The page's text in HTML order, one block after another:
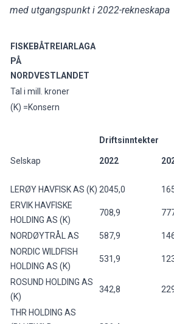
med utgangspunkt i 2022-rekneskapa
FISKEBÅTREIARLAGA
PÅ
NORDVESTLANDET
Tal i mill. kroner
(K) =Konsern
Driftsinntekter
Selskap 2022
LERØY HAVFISK AS (K) 2045,0
ERVIK HAVFISKE
HOLDING AS (K)
708,9
NORDØYTRÅL AS 587,9
NORDIC WILDFISH
HOLDING AS (K)
531,9
ROSUND HOLDING AS
(K)
342,8
THR HOLDING AS